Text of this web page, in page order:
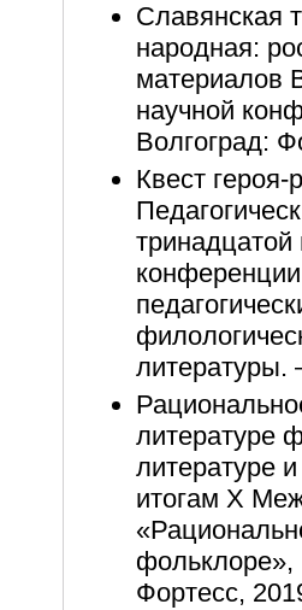
Славянская
народная:
материалов
научной
Волгоград:
Квест
тринадцатой
литературы.
литературе
литературе
итогам Х
фольклоре»,
Фортесс,